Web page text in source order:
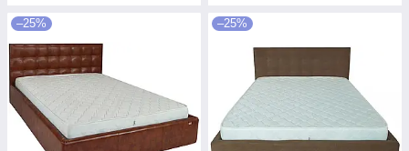
–25% –25%